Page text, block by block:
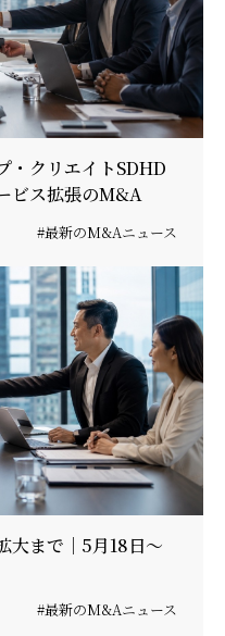
・クリエイトSDHD
ビス拡張のM&A
#最新のM&Aニュース
大まで｜5月18日〜
#最新のM&Aニュース